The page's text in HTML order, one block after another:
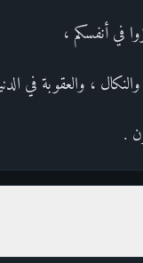
في أنفسكم ،
، والعقوبة في
.